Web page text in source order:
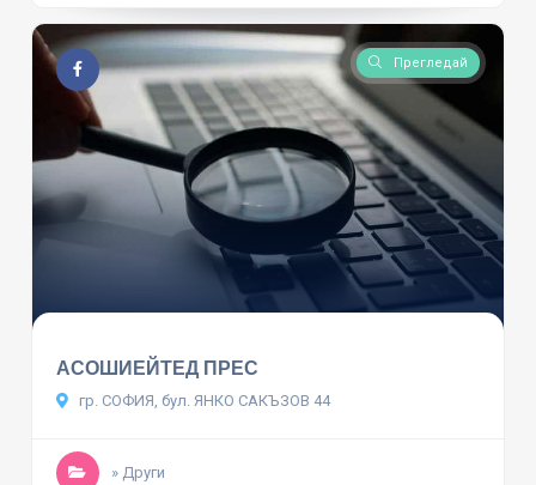
Прегледай
АСОШИЕЙТЕД ПРЕС
гр. СОФИЯ, бул. ЯНКО САКЪЗОВ 44
» Други